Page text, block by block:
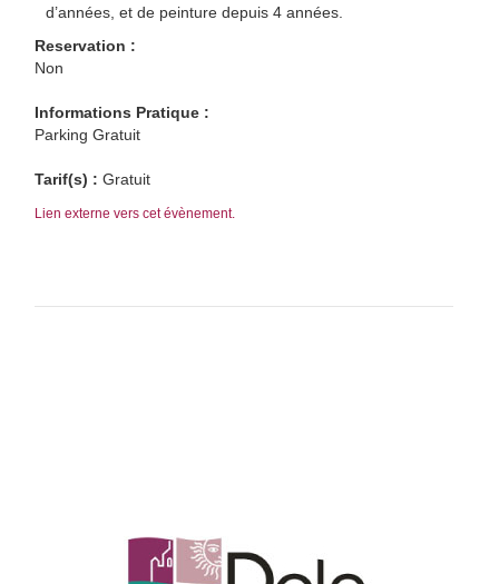
d’années, et de peinture depuis 4 années.
Reservation :
Non
Informations Pratique :
Parking Gratuit
Tarif(s) : Gratuit
Lien externe vers cet évènement.